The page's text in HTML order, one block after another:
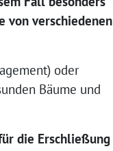
von verschiedenen
oder
Bäume und
die Erschließung